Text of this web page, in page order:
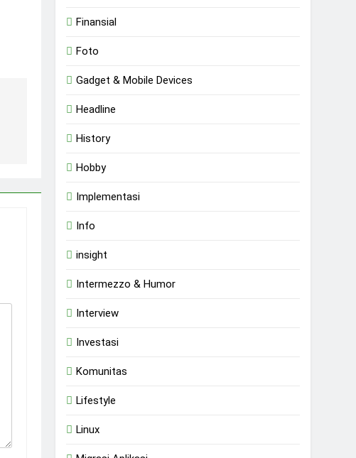
Finansial
Foto
Gadget & Mobile Devices
Headline
History
Hobby
Implementasi
Info
insight
Intermezzo & Humor
Interview
Investasi
Komunitas
Lifestyle
Linux